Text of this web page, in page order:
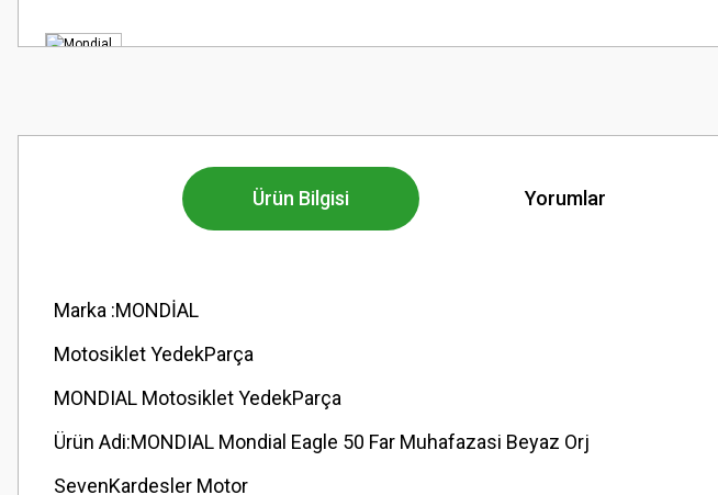
Ürün Bilgisi Yorumlar
Marka :MONDİAL
Motosiklet YedekParça
MONDIAL Motosiklet YedekParça
Ürün Adi:MONDIAL Mondial Eagle 50 Far Muhafazasi Beyaz Orj
SevenKardesler Motor